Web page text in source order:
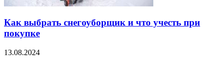
Как выбрать снегоуборщик и что учесть при
покупке
13.08.2024